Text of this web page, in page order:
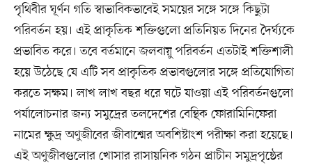
পৃথিবীর ঘূর্ণন গতি স্বাভাবিকভাবেই সময়ের সঙ্গে সঙ্গে কিছুটা
পরিবর্তন হয়। এই প্রাকৃতিক শক্তিগুলো প্রতিনিয়ত দিনের দৈর্ঘ্যকে
প্রভাবিত করে। তবে বর্তমানে জলবায়ু পরিবর্তন এতটাই শক্তিশালী
হয়ে উঠেছে যে এটি সব প্রাকৃতিক প্রভাবগুলোর সঙ্গে প্রতিযোগিতা
করতে সক্ষম। লাখ লাখ বছর ধরে ঘটে যাওয়া এই পরিবর্তনগুলো
পর্যালোচনার জন্য সমুদ্রের তলদেশের বেন্থিক ফোরামিনিফেরা
নামের ক্ষুদ্র অণুজীবের জীবাশ্মের অবশিষ্টাংশ পরীক্ষা করা হয়েছে।
এই অণুজীবগুলোর খোসার রাসায়নিক গঠন প্রাচীন সমুদ্রপৃষ্ঠের